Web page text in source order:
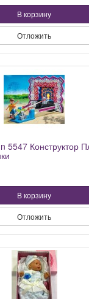
В корзину
Отложить
5547 Конструктор
В корзину
Отложить